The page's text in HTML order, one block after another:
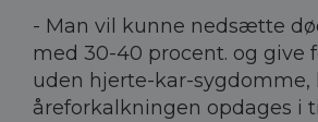
- Man vil kunne nedsætte
med 30-40 procent. og give
uden hjerte-kar-sygdomme,
åreforkalkningen opdages i